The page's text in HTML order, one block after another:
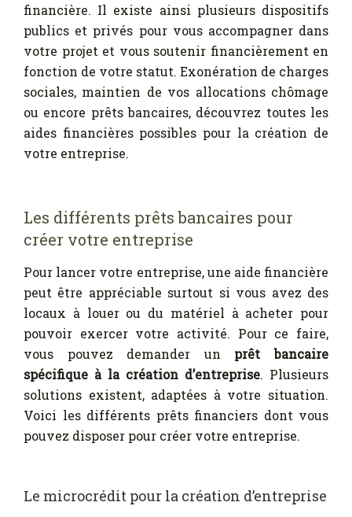
financière. Il existe ainsi plusieurs dispositifs
publics et privés pour vous accompagner dans
votre projet et vous soutenir financièrement en
fonction de votre statut. Exonération de charges
sociales, maintien de vos allocations chômage
ou encore prêts bancaires, découvrez toutes les
aides financières possibles pour la création de
votre entreprise.
Les différents prêts bancaires pour
créer votre entreprise
Pour lancer votre entreprise, une aide financière
peut être appréciable surtout si vous avez des
locaux à louer ou du matériel à acheter pour
pouvoir exercer votre activité. Pour ce faire,
vous pouvez demander un prêt bancaire
spécifique à la création d’entreprise. Plusieurs
solutions existent, adaptées à votre situation.
Voici les différents prêts financiers dont vous
pouvez disposer pour créer votre entreprise.
Le microcrédit pour la création d’entreprise